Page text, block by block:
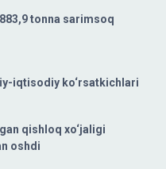
tonna sarimsoq
iqtisodiy ko‘rsatkichlari
qishloq xo‘jaligi
oshdi